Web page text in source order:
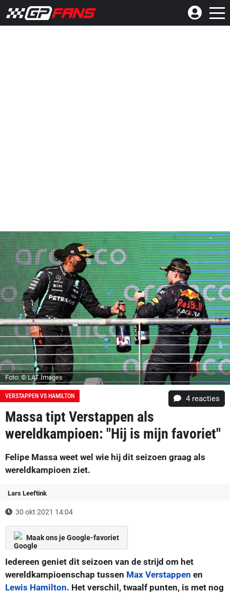
Foto: © LAT Images
VERSTAPPEN VS HAMILTON 4 reacties
Massa tipt Verstappen als
wereldkampioen: "Hij is mijn favoriet"
Felipe Massa weet wel wie hij dit seizoen graag als
wereldkampioen ziet.
Lars Leeftink
30 okt 2021 14:04
Maak ons je Google-favoriet
Iedereen geniet dit seizoen van de strijd om het
wereldkampioenschap tussen Max Verstappen en
Lewis Hamilton. Het verschil, twaalf punten, is met nog